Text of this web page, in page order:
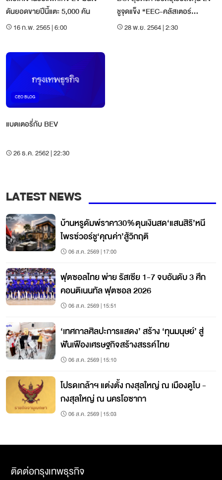
ดันยอดขายปีนี้แตะ 5,000 คัน
16 ก.พ. 2565 | 6:00
ชูจุดแข็ง “EEC-คลัสเตอร์
สนับสนุน”
28 พ.ย. 2564 | 2:30
CEO BLOG
แบตเตอรี่กับ BEV
26 ธ.ค. 2562 | 22:30
LATEST NEWS
บ้านหรูดัมพ์ราคา30%ตุนเงินสด‘แสนสิริ’หนี
ไพรซ์วอร์ชู‘คุณค่า’สู้วิกฤติ
06 ส.ค. 2569 | 17:00
ฟุตซอลไทย พ่าย รัสเซีย 1-7 จบอันดับ 3 ศึก
คอนติเนนทัล ฟุตซอล 2026
06 ส.ค. 2569 | 15:51
‘เทศกาลศิลปะการแสดง’ สร้าง ‘ทุนมนุษย์’ สู่
ฟันเฟืองเศรษฐกิจสร้างสรรค์ไทย
06 ส.ค. 2569 | 15:10
โปรดเกล้าฯ แต่งตั้ง กงสุลใหญ่ ณ เมืองดูไบ -
กงสุลใหญ่ ณ นครโอซากา
06 ส.ค. 2569 | 15:03
ติดต่อกรุงเทพธุรกิจ